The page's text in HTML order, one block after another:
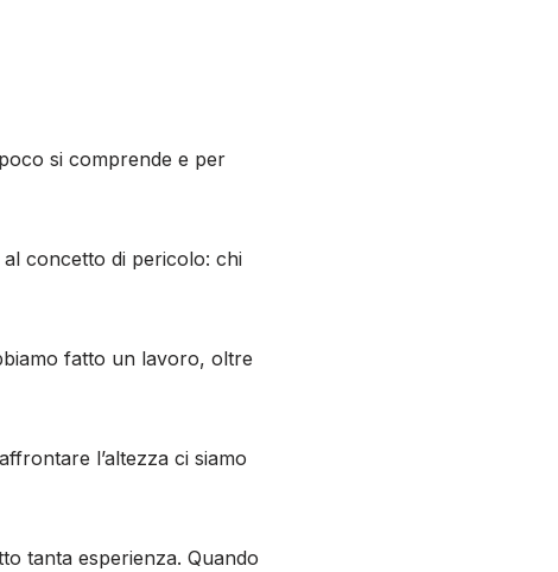
si comprende e per
concetto di pericolo: chi
fatto un lavoro, oltre
l’altezza ci siamo
tanta esperienza. Quando